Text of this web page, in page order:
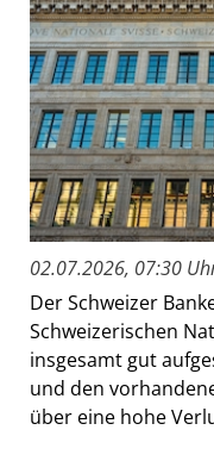
02.07.2026, 07:30
Der Schweizer
Schweizerischen
insgesamt gut
und den
über eine hohe